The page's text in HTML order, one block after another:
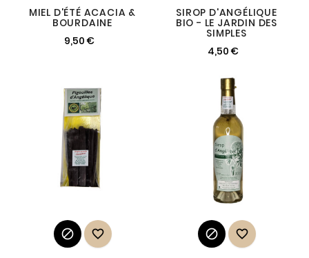
MIEL D'ÉTÉ ACACIA &
BOURDAINE
9,50 €
SIROP D'ANGÉLIQUE
BIO - LE JARDIN DES
SIMPLES
4,50 €
   